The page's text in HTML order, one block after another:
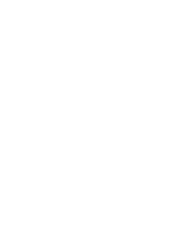
Non-conformiteiten in de
voorkomende fouten die
Liever luisteren naar de top 5
Bij de 2271 controles die sinds
conformiteiten tegengekomen.
biologisch worden verkocht.
een volledig jaar helemaal niet
Een sanctie is twee jaar geldig.